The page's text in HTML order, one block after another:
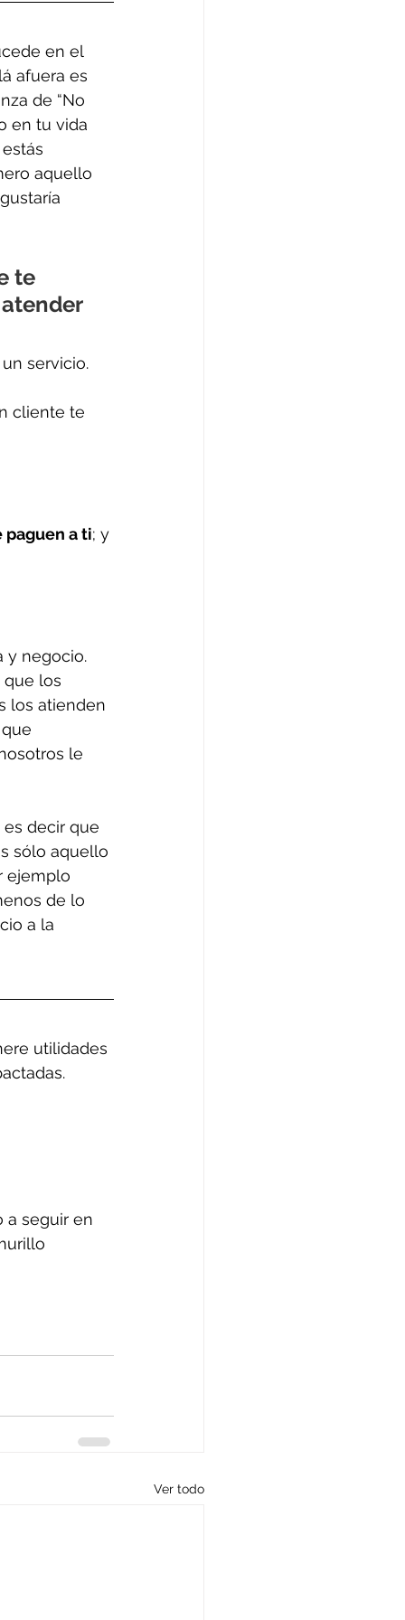
en el
afuera es
de “No
en tu vida
aquello
te
servicio.
cliente te
paguen a ti; y
y negocio.
que los
los atienden
le
decir que
sólo aquello
ejemplo
de lo
a la
utilidades
a seguir en
Ver todo